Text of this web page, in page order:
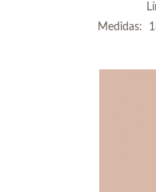
Medidas: